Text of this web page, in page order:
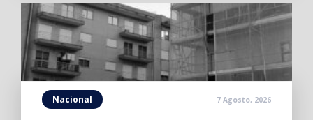
Nacional 7 Agosto, 2026